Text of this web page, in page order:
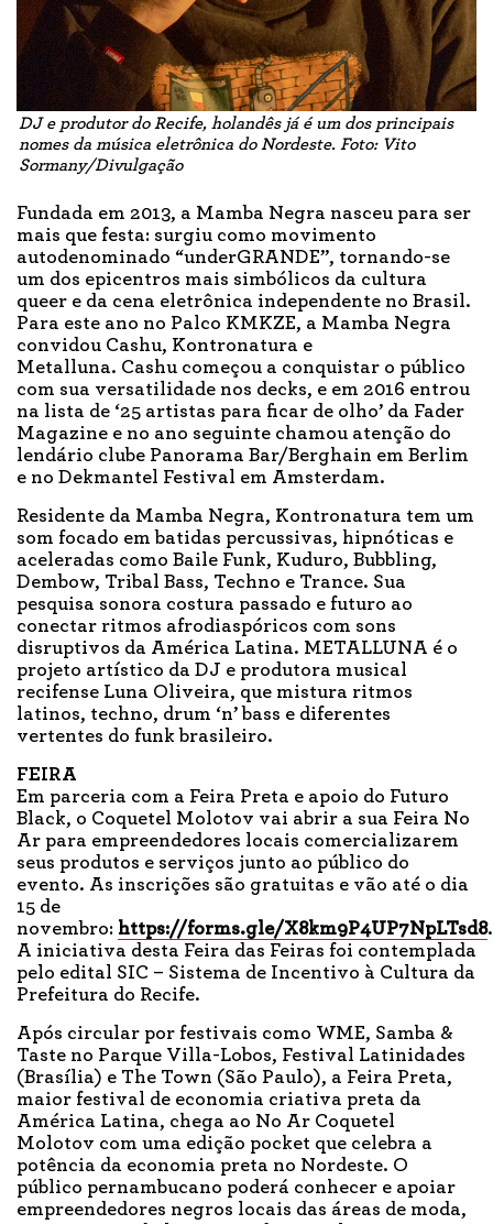
DJ e produtor do Recife, holandês já é um dos principais
nomes da música eletrônica do Nordeste. Foto: Vito
Sormany/Divulgação
Fundada em 2013, a Mamba Negra nasceu para ser
mais que festa: surgiu como movimento
autodenominado “underGRANDE”, tornando-se
um dos epicentros mais simbólicos da cultura
queer e da cena eletrônica independente no Brasil.
Para este ano no Palco KMKZE, a Mamba Negra
convidou Cashu, Kontronatura e
Metalluna. Cashu começou a conquistar o público
com sua versatilidade nos decks, e em 2016 entrou
na lista de ‘25 artistas para ficar de olho’ da Fader
Magazine e no ano seguinte chamou atenção do
lendário clube Panorama Bar/Berghain em Berlim
e no Dekmantel Festival em Amsterdam.
Residente da Mamba Negra, Kontronatura tem um
som focado em batidas percussivas, hipnóticas e
aceleradas como Baile Funk, Kuduro, Bubbling,
Dembow, Tribal Bass, Techno e Trance. Sua
pesquisa sonora costura passado e futuro ao
conectar ritmos afrodiaspóricos com sons
disruptivos da América Latina. METALLUNA é o
projeto artístico da DJ e produtora musical
recifense Luna Oliveira, que mistura ritmos
latinos, techno, drum ‘n’ bass e diferentes
vertentes do funk brasileiro.
FEIRA
Em parceria com a Feira Preta e apoio do Futuro
Black, o Coquetel Molotov vai abrir a sua Feira No
Ar para empreendedores locais comercializarem
seus produtos e serviços junto ao público do
evento. As inscrições são gratuitas e vão até o dia
15 de
novembro: https://forms.gle/X8km9P4UP7NpLTsd8.
A iniciativa desta Feira das Feiras foi contemplada
pelo edital SIC – Sistema de Incentivo à Cultura da
Prefeitura do Recife.
Após circular por festivais como WME, Samba &
Taste no Parque Villa-Lobos, Festival Latinidades
(Brasília) e The Town (São Paulo), a Feira Preta,
maior festival de economia criativa preta da
América Latina, chega ao No Ar Coquetel
Molotov com uma edição pocket que celebra a
potência da economia preta no Nordeste. O
público pernambucano poderá conhecer e apoiar
empreendedores negros locais das áreas de moda,